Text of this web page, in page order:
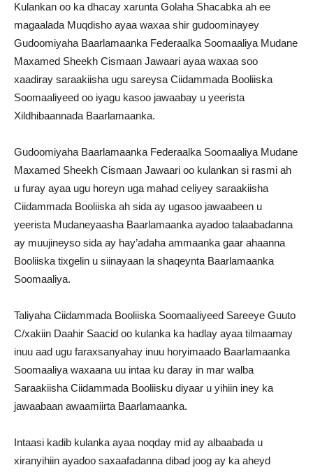
Kulankan oo ka dhacay xarunta Golaha Shacabka ah ee
magaalada Muqdisho ayaa waxaa shir gudoominayey
Gudoomiyaha Baarlamaanka Federaalka Soomaaliya Mudane
Maxamed Sheekh Cismaan Jawaari ayaa waxaa soo
xaadiray saraakiisha ugu sareysa Ciidammada Booliiska
Soomaaliyeed oo iyagu kasoo jawaabay u yeerista
Xildhibaannada Baarlamaanka.
Gudoomiyaha Baarlamaanka Federaalka Soomaaliya Mudane
Maxamed Sheekh Cismaan Jawaari oo kulankan si rasmi ah
u furay ayaa ugu horeyn uga mahad celiyey saraakiisha
Ciidammada Booliiska ah sida ay ugasoo jawaabeen u
yeerista Mudaneyaasha Baarlamaanka ayadoo talaabadanna
ay muujineyso sida ay hay’adaha ammaanka gaar ahaanna
Booliiska tixgelin u siinayaan la shaqeynta Baarlamaanka
Soomaaliya.
Taliyaha Ciidammada Booliiska Soomaaliyeed Sareeye Guuto
C/xakiin Daahir Saacid oo kulanka ka hadlay ayaa tilmaamay
inuu aad ugu faraxsanyahay inuu horyimaado Baarlamaanka
Soomaaliya waxaana uu intaa ku daray in mar walba
Saraakiisha Ciidammada Booliisku diyaar u yihiin iney ka
jawaabaan awaamiirta Baarlamaanka.
Intaasi kadib kulanka ayaa noqday mid ay albaabada u
xiranyihiin ayadoo saxaafadanna dibad joog ay ka aheyd